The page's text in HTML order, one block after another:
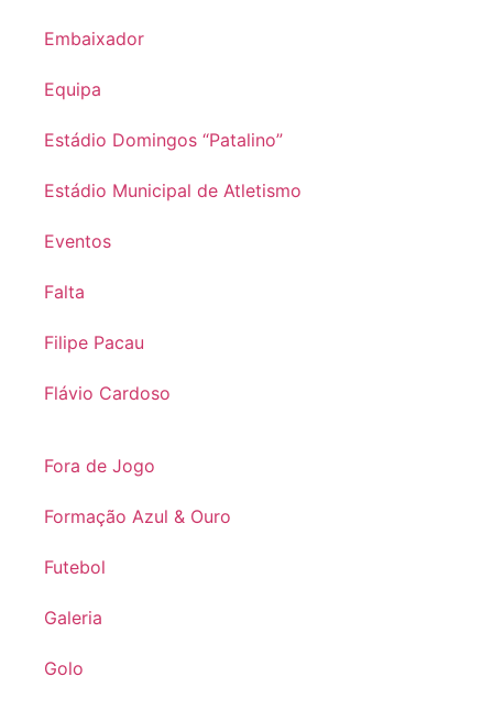
Embaixador
Equipa
Estádio Domingos “Patalino”
Estádio Municipal de Atletismo
Eventos
Falta
Filipe Pacau
Flávio Cardoso
Fora de Jogo
Formação Azul & Ouro
Futebol
Galeria
Golo